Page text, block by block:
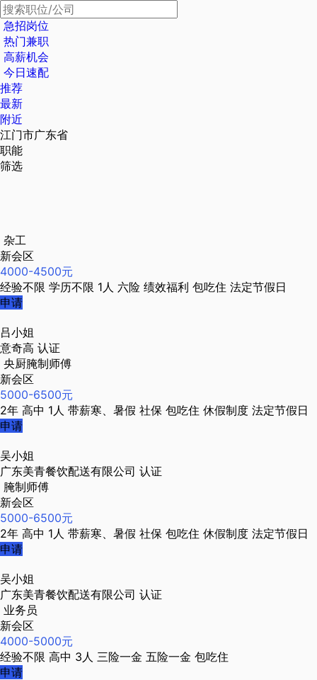
急招岗位
热门兼职
高薪机会
今日速配
推荐
最新
附近
江门市广东省
职能
筛选
杂工
新会区
4000-4500元
经验不限 学历不限 1人 六险 绩效福利 包吃住 法定节假日
申请
吕小姐
意奇高 认证
央厨腌制师傅
新会区
5000-6500元
2年 高中 1人 带薪寒、暑假 社保 包吃住 休假制度 法定节假日
申请
吴小姐
广东美青餐饮配送有限公司 认证
腌制师傅
新会区
5000-6500元
2年 高中 1人 带薪寒、暑假 社保 包吃住 休假制度 法定节假日
申请
吴小姐
广东美青餐饮配送有限公司 认证
业务员
新会区
4000-5000元
经验不限 高中 3人 三险一金 五险一金 包吃住
申请